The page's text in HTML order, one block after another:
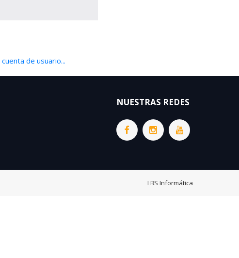
de usuario...
NUESTRAS REDES
LBS Informática